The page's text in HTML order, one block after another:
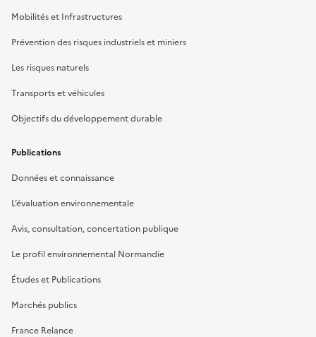
Mobilités et Infrastructures
Prévention des risques industriels et miniers
Les risques naturels
Transports et véhicules
Objectifs du développement durable
Publications
Données et connaissance
L’évaluation environnementale
Avis, consultation, concertation publique
Le profil environnemental Normandie
Études et Publications
Marchés publics
France Relance